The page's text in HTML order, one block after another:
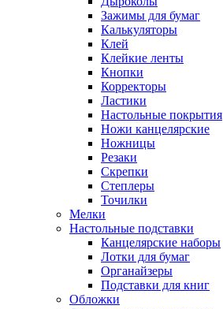
Зажимы для бумаг
Калькуляторы
Клей
Клейкие ленты
Кнопки
Корректоры
Ластики
Настольные покрытия
Ножи канцелярские
Ножницы
Резаки
Скрепки
Степлеры
Точилки
Мелки
Настольные подставки
Канцелярские наборы
Лотки для бумаг
Органайзеры
Подставки для книг
Обложки